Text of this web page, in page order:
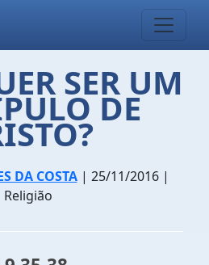
SER UM
DE
DA COSTA| 25/11/2016 |
Religião